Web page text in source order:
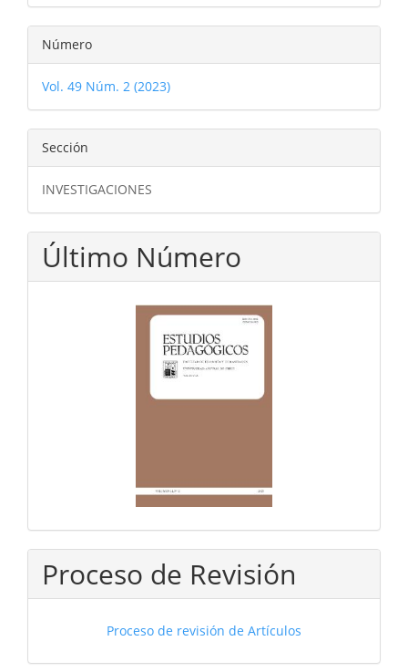
Número
Vol. 49 Núm. 2 (2023)
Sección
INVESTIGACIONES
Último Número
Proceso de Revisión
Proceso de revisión de Artículos